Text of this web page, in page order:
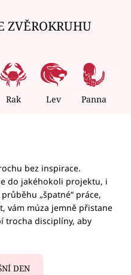
ZVĚROKRUHU
Rak Lev Panna
bez inspirace.
do jakéhokoli projektu, i
„špatné“ práce,
vám múza jemně přistane
trocha disciplíny, aby
DEN